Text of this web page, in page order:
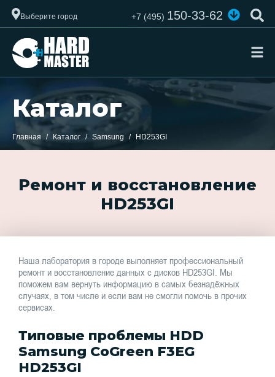
Выберите город +7 (495)150-33-62
Каталог
Главная Каталог Samsung HD253GI
Ремонт и восстановление
HD253GI
Наша лаборатория в городе выполняет профессиональный
ремонт и восстановление данных с дисков HD253GI. Мы
поможем вам вернуть информацию в самых безнадёжных
случаях, в том числе и если вам не смогли помочь в прочих
сервисах.
Типовые проблемы HDD
Samsung CoGreen F3EG
HD253GI